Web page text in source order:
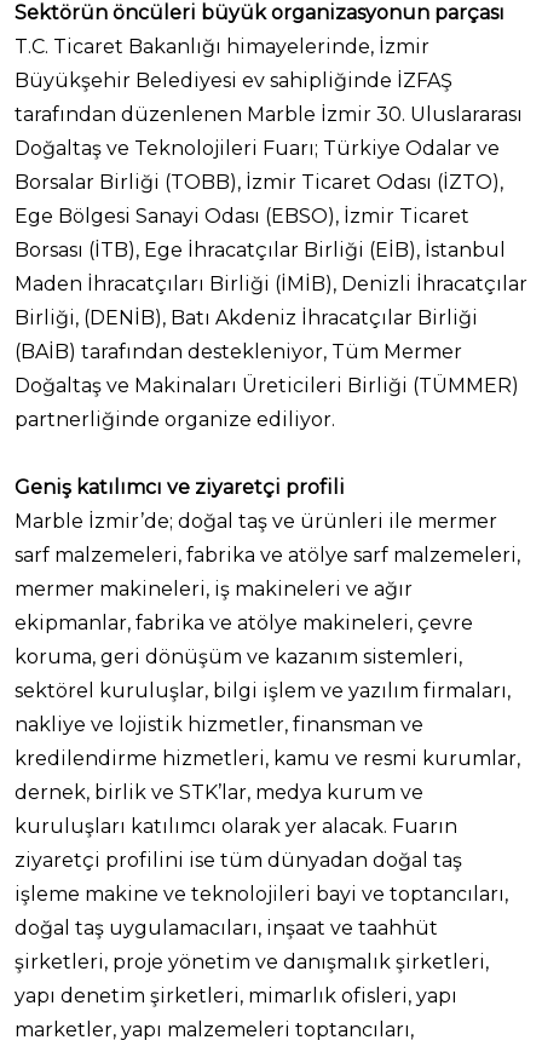
Sektörün öncüleri büyük organizasyonun parçası
T.C. Ticaret Bakanlığı himayelerinde, İzmir
Büyükşehir Belediyesi ev sahipliğinde İZFAŞ
tarafından düzenlenen Marble İzmir 30. Uluslararası
Doğaltaş ve Teknolojileri Fuarı; Türkiye Odalar ve
Borsalar Birliği (TOBB), İzmir Ticaret Odası (İZTO),
Ege Bölgesi Sanayi Odası (EBSO), İzmir Ticaret
Borsası (İTB), Ege İhracatçılar Birliği (EİB), İstanbul
Maden İhracatçıları Birliği (İMİB), Denizli İhracatçılar
Birliği, (DENİB), Batı Akdeniz İhracatçılar Birliği
(BAİB) tarafından destekleniyor, Tüm Mermer
Doğaltaş ve Makinaları Üreticileri Birliği (TÜMMER)
partnerliğinde organize ediliyor.
Geniş katılımcı ve ziyaretçi profili
Marble İzmir’de; doğal taş ve ürünleri ile mermer
sarf malzemeleri, fabrika ve atölye sarf malzemeleri,
mermer makineleri, iş makineleri ve ağır
ekipmanlar, fabrika ve atölye makineleri, çevre
koruma, geri dönüşüm ve kazanım sistemleri,
sektörel kuruluşlar, bilgi işlem ve yazılım firmaları,
nakliye ve lojistik hizmetler, finansman ve
kredilendirme hizmetleri, kamu ve resmi kurumlar,
dernek, birlik ve STK’lar, medya kurum ve
kuruluşları katılımcı olarak yer alacak. Fuarın
ziyaretçi profilini ise tüm dünyadan doğal taş
işleme makine ve teknolojileri bayi ve toptancıları,
doğal taş uygulamacıları, inşaat ve taahhüt
şirketleri, proje yönetim ve danışmalık şirketleri,
yapı denetim şirketleri, mimarlık ofisleri, yapı
marketler, yapı malzemeleri toptancıları,